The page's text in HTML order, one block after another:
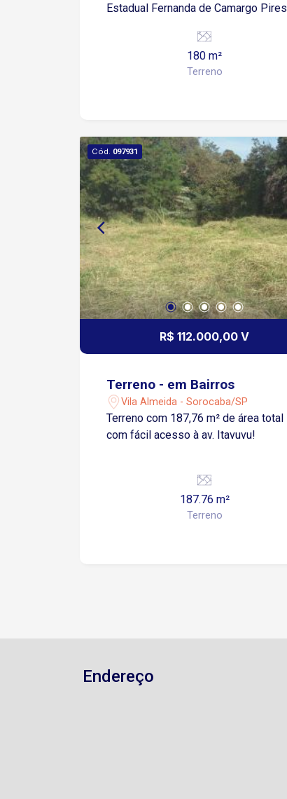
Estadual Fernanda de Camargo Pires
180 m²
Terreno
Cód. 097931
R$ 112.000,00 V
Terreno - em Bairros
Vila Almeida - Sorocaba/SP
Terreno com 187,76 m² de área total
com fácil acesso à av. Itavuvu!
187.76 m²
Terreno
Endereço